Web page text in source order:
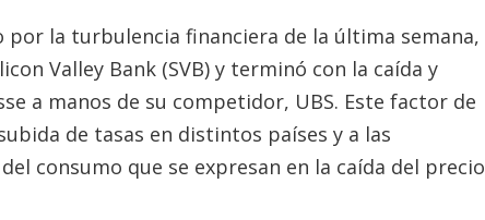
por la turbulencia financiera de la última semana,
Valley Bank (SVB) y terminó con la caída y
a manos de su competidor, UBS. Este factor de
de tasas en distintos países y a las
consumo que se expresan en la caída del precio